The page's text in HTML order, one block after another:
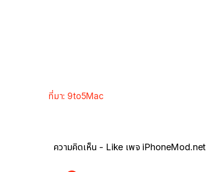
ที่มา: 9to5Mac
ความคิดเห็น - Like เพจ iPhoneMod.net